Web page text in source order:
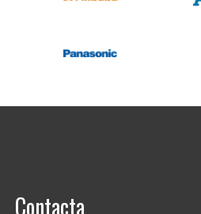
Contacta